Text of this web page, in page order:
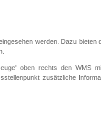
werden. Dazu
oben rechts den WMS
zusätzliche